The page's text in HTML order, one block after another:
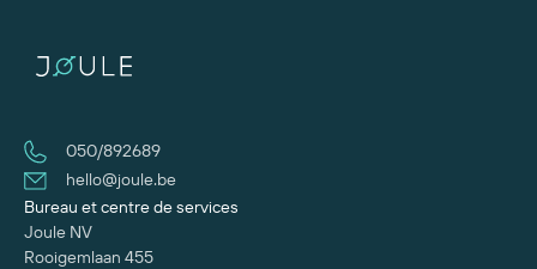
050/892689
hello@joule.be
Bureau et centre de services
Joule NV
Rooigemlaan 455